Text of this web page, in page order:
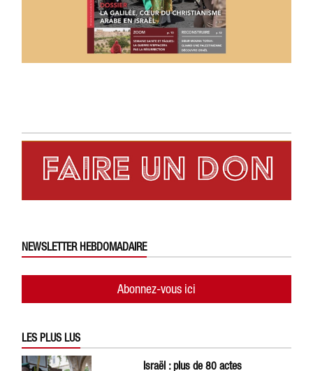
NEWSLETTER HEBDOMADAIRE
Abonnez-vous ici
LES PLUS LUS
Israël : plus de 80 actes